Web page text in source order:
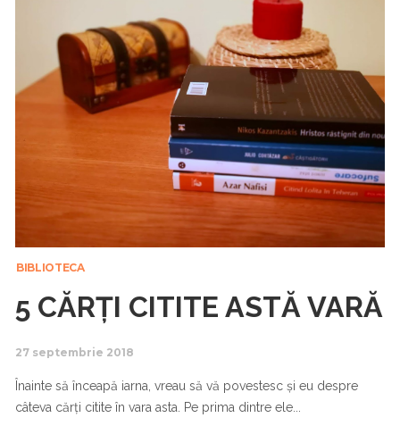
BIBLIOTECA
5 CĂRȚI CITITE ASTĂ VARĂ
27 septembrie 2018
Înainte să înceapă iarna, vreau să vă povestesc și eu despre
câteva cărți citite în vara asta. Pe prima dintre ele...